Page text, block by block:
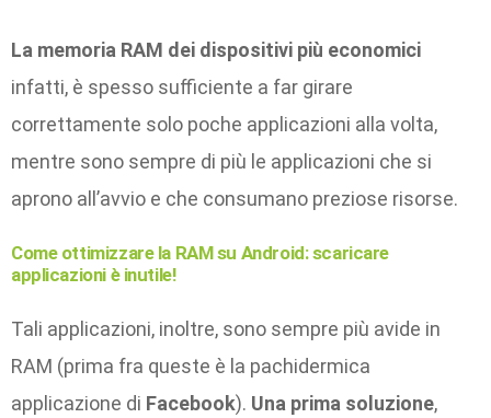
La memoria RAM dei dispositivi più economici
infatti, è spesso sufficiente a far girare
correttamente solo poche applicazioni alla volta,
mentre sono sempre di più le applicazioni che si
aprono all’avvio e che consumano preziose risorse.
Come ottimizzare la RAM su Android: scaricare
applicazioni è inutile!
Tali applicazioni, inoltre, sono sempre più avide in
RAM (prima fra queste è la pachidermica
applicazione di Facebook). Una prima soluzione,